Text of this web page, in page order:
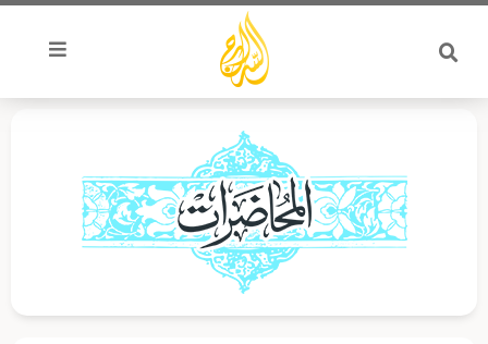
تخطي
المحتوى